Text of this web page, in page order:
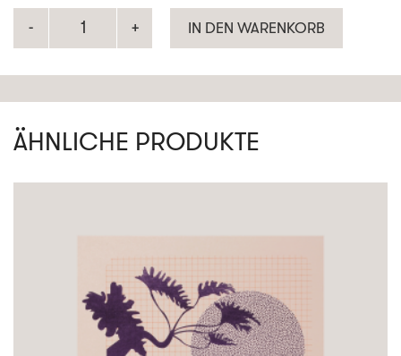
IN DEN WARENKORB
ÄHNLICHE PRODUKTE